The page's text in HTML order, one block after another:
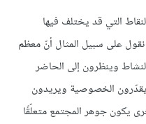
التي قد يختلف فيها
على سبيل المثال أنّ معظم
وينظرون إلى الحاضر
يقدّرون الخصوصية ويريدون
يكون جوهر المجتمع متعلّقًا